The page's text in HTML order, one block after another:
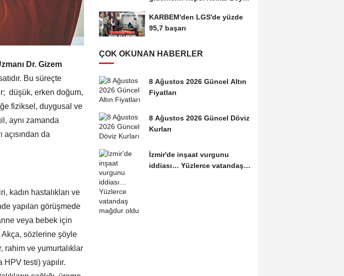
Dr. Gizem
Bu süreçte
düşük, erken doğum,
fiziksel, duygusal ve
aynı zamanda
da
kadın hastalıkları ve
yapılan görüşmede
veya bebek için
sözlerine şöyle
rahim ve yumurtalıklar
testi) yapılır.
KARBEM'den LGS'de yüzde
95,7 başarı
ÇOK OKUNAN HABERLER
8 Ağustos 2026 Güncel Altın
Fiyatları
8 Ağustos 2026 Güncel Döviz
Kurları
İzmir'de inşaat vurgunu
iddiası… Yüzlerce vatandaş